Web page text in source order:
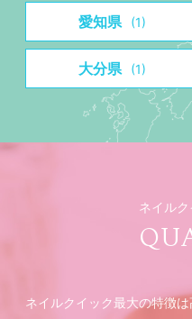
愛知県 (1)
大分県 (1)
ネイル
ネイルクイック最大の特徴